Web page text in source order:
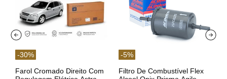
-30%
Farol Cromado Direito Com
-5%
Filtro De Combustível Flex